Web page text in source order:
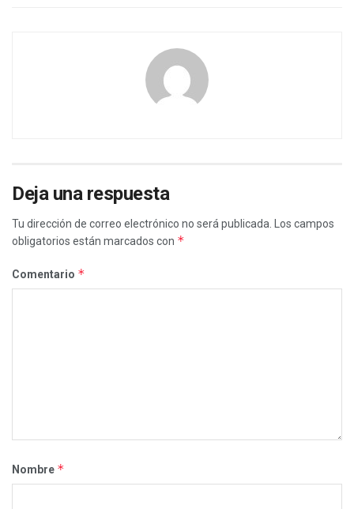
Deja una respuesta
Tu dirección de correo electrónico no será publicada. Los campos
obligatorios están marcados con *
Comentario *
Nombre *